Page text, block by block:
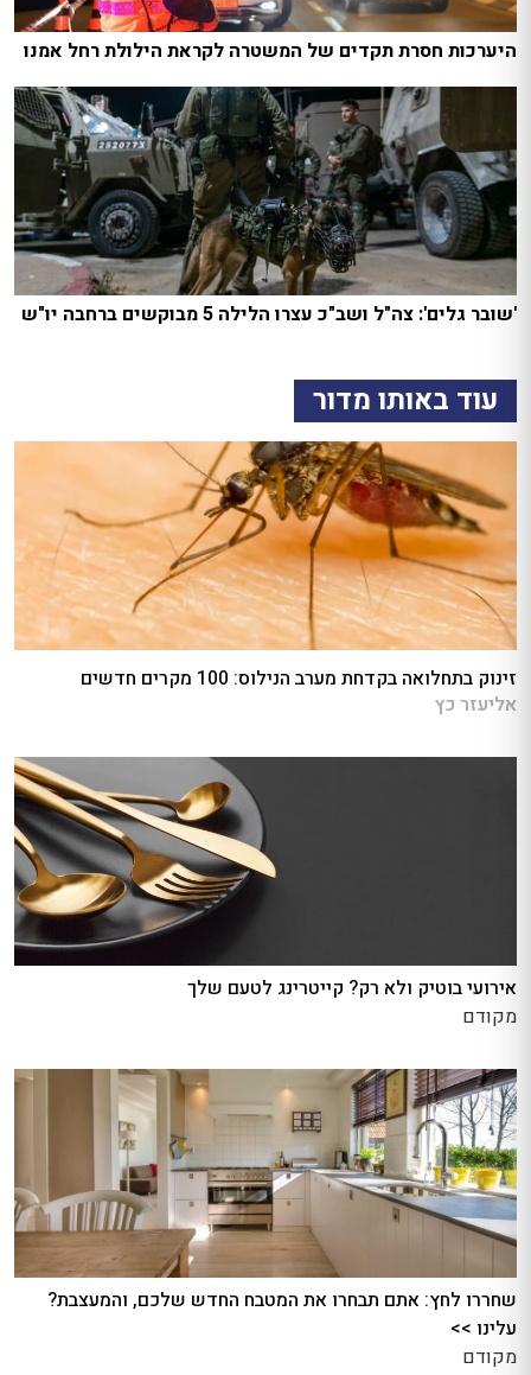
היערכות חסרת תקדים של המשטרה לקראת הילולת רחל אמנו
'שובר גלים': צה"ל ושב"כ עצרו הלילה 5 מבוקשים ברחבה יו"ש
עוד באותו מדור
זינוק בתחלואה בקדחת מערב הנילוס: 100 מקרים חדשים
אליעזר כץ
אירועי בוטיק ולא רק? קייטרינג לטעם שלך
מקודם
שחררו לחץ: אתם תבחרו את המטבח החדש שלכם, והמעצבת?
עלינו >>
מקודם